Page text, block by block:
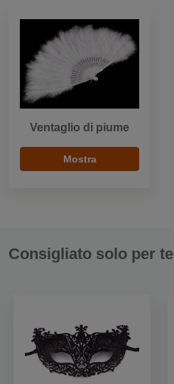
Ventaglio di piume
Mostra
Consigliato solo per te